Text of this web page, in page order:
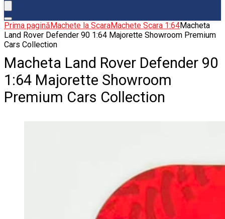
Prima paginăMachete la ScaraMachete Scara 1:64Macheta
Land Rover Defender 90 1:64 Majorette Showroom Premium
Cars Collection
Macheta Land Rover Defender 90
1:64 Majorette Showroom
Premium Cars Collection